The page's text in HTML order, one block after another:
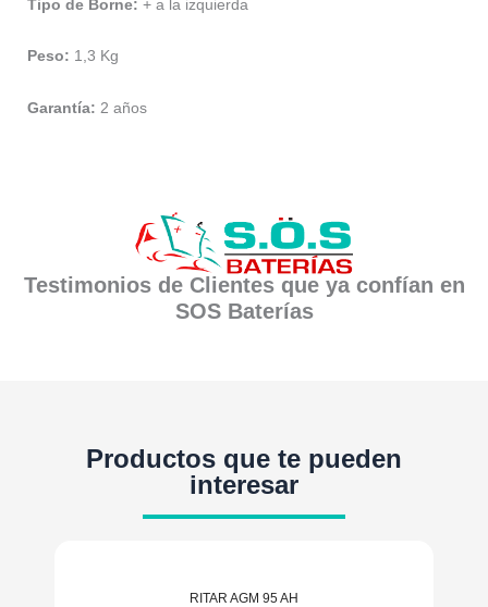
Tipo de Borne: + a la izquierda
Peso: 1,3 Kg
Garantía: 2 años
Testimonios de Clientes que ya confían en
SOS Baterías
Productos que te pueden
interesar
RITAR AGM 95 AH